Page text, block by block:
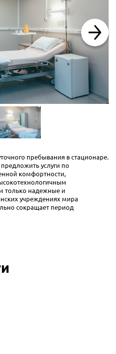
пребывания в стационаре.
услуги по
комфортности,
только надежные и
учреждениях мира
сокращает период